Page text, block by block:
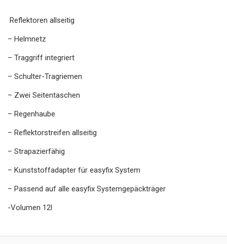
Reflektoren allseitig
– Helmnetz
– Traggriff integriert
– Schulter-Tragriemen
– Zwei Seitentaschen
– Regenhaube
– Reflektorstreifen allseitig
– Strapazierfähig
– Kunststoffadapter für easyfix System
– Passend auf alle easyfix Systemgepäckträger
-Volumen 12l